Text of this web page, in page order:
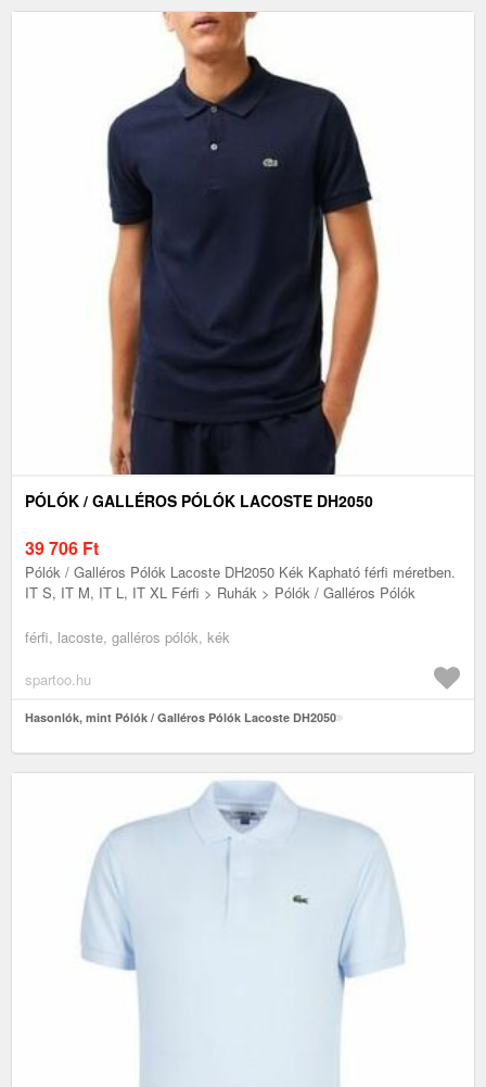
PÓLÓK / GALLÉROS PÓLÓK LACOSTE DH2050
39 706 Ft
Pólók / Galléros Pólók Lacoste DH2050 Kék Kapható férfi méretben.
IT S, IT M, IT L, IT XL Férfi > Ruhák > Pólók / Galléros Pólók
férfi, lacoste, galléros pólók, kék
spartoo.hu
Hasonlók, mint Pólók / Galléros Pólók Lacoste DH2050